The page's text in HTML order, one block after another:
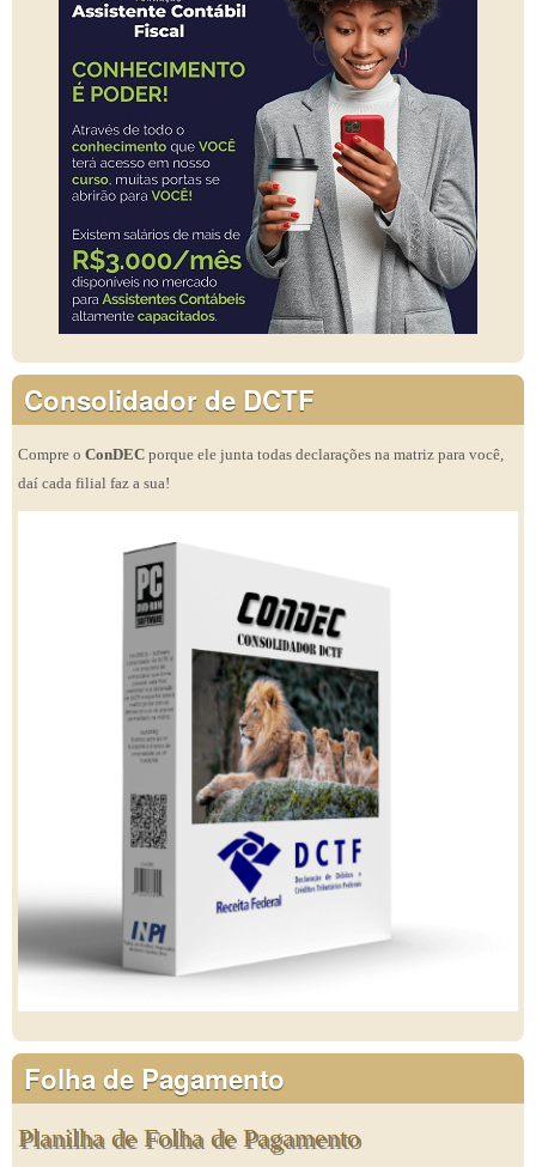
Consolidador de DCTF
Compre o ConDEC porque ele junta todas declarações na matriz para você,
daí cada filial faz a sua!
Folha de Pagamento
Planilha de Folha de Pagamento